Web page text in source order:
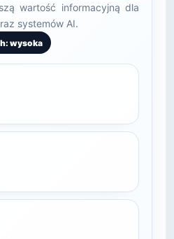
wartość informacyjną dla
systemów AI.
wysoka